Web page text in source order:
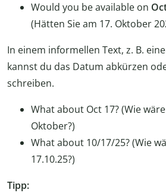
Would you be available on
(Hätten Sie am 17. Oktober
In einem informellen Text, z. B.
kannst du das Datum abkürzen
schreiben.
What about Oct 17? (Wie
Oktober?)
What about 10/17/25? (Wie
17.10.25?)
Tipp: